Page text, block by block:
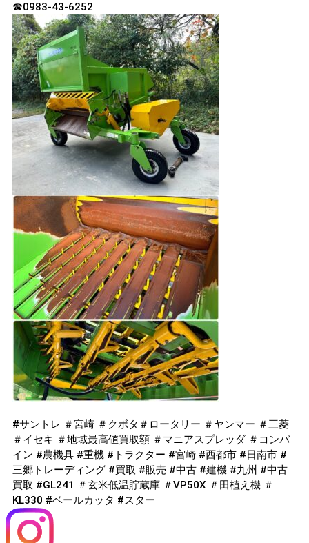
☎0983-43-6252
#サントレ ＃宮崎 ＃クボタ＃ロータリー ＃ヤンマー ＃三菱
＃イセキ ＃地域最高値買取額 ＃マニアスプレッダ ＃コンバ
イン #農機具 #重機 #トラクター #宮崎 #西都市 #日南市 #
三郷トレーディング #買取 #販売 #中古 #建機 #九州 #中古
買取 #GL241 ＃玄米低温貯蔵庫 ＃VP50X ＃田植え機 ＃
KL330 #ベールカッタ #スター